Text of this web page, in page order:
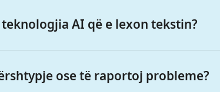
teknologjia AI që e lexon tekstin?
ose të raportoj probleme?